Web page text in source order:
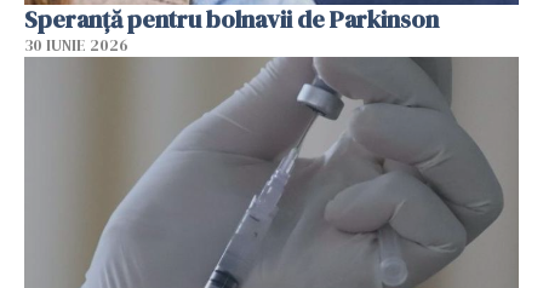
Speranță pentru bolnavii de Parkinson
30 IUNIE 2026